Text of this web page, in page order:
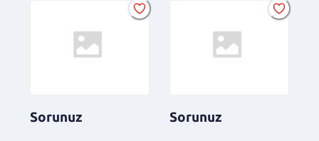
Sorunuz Sorunuz